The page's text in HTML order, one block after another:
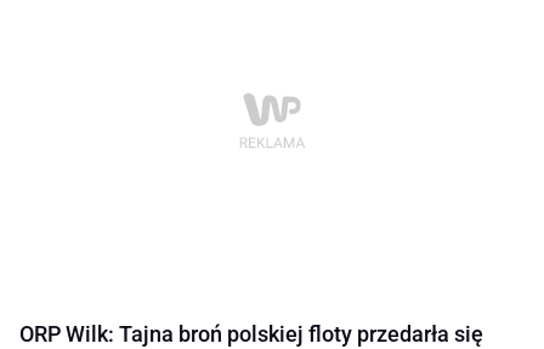
ORP Wilk: Tajna broń polskiej floty przedarła się